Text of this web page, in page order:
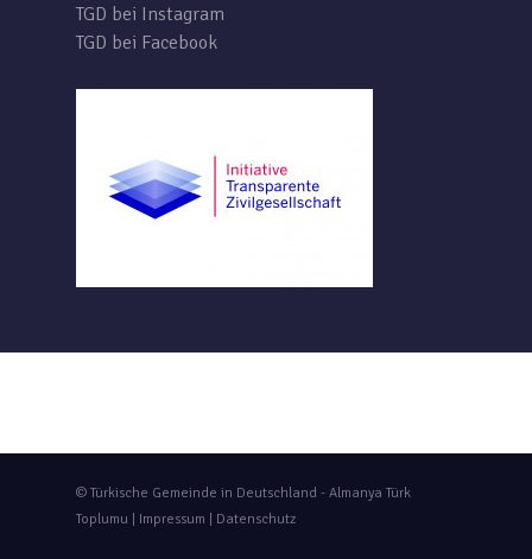
TGD bei Instagram
TGD bei Facebook
© Türkische Gemeinde in Deutschland - Almanya Türk
Toplumu | Impressum Datenschutz